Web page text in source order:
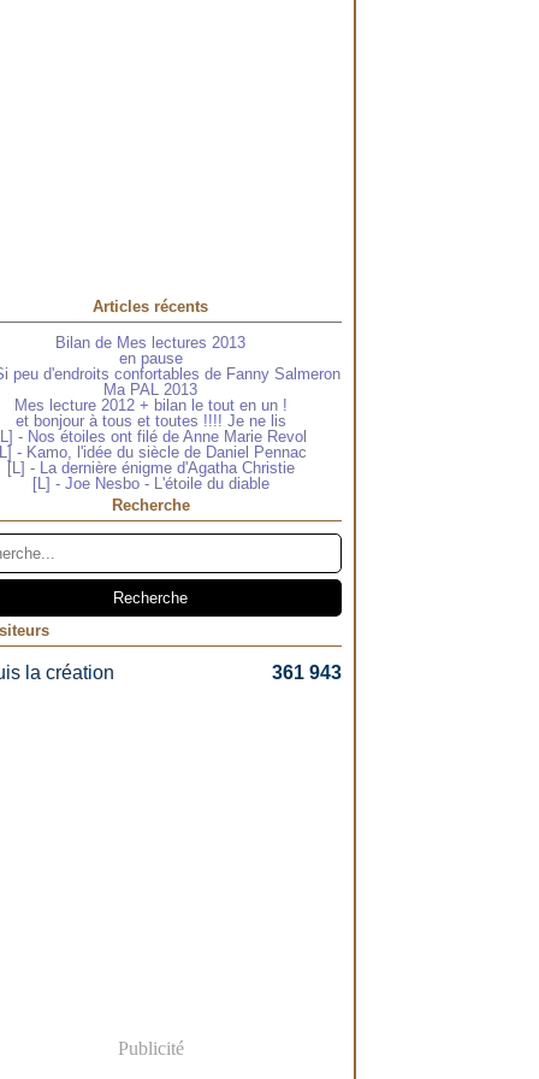
Articles récents
Bilan de Mes lectures 2013
en pause
peu d'endroits confortables de Fanny Salmeron
Ma PAL 2013
Mes lecture 2012 + bilan le tout en un !
et bonjour à tous et toutes !!!! Je ne lis
- Nos étoiles ont filé de Anne Marie Revol
- Kamo, l'idée du siècle de Daniel Pennac
[L] - La dernière énigme d'Agatha Christie
[L] - Joe Nesbo - L'étoile du diable
Recherche
la création 361 943
Publicité